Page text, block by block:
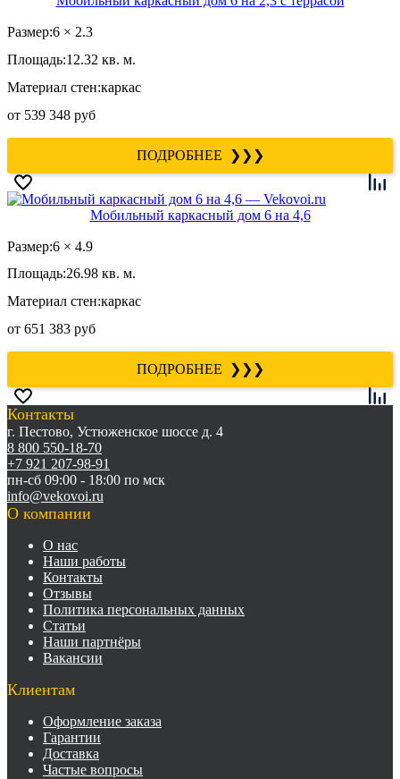
Размер:6 × 2.3
Площадь:12.32 кв. м.
Материал стен:каркас
от 539 348 руб
❯❯❯
Мобильный каркасный дом 6 на 4,6
Размер:6 × 4.9
Площадь:26.98 кв. м.
Материал стен:каркас
от 651 383 руб
❯❯❯
Контакты
г. Пестово, Устюженское шоссе д. 4
8 800 550-18-70
+7 921 207-98-91
пн-сб 09:00 - 18:00 по мск
info@vekovoi.ru
О компании
О нас
Наши работы
Контакты
Отзывы
Политика персональных данных
Статьи
Наши партнёры
Вакансии
Клиентам
Оформление заказа
Гарантии
Доставка
Частые вопросы